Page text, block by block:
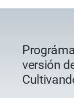
versión